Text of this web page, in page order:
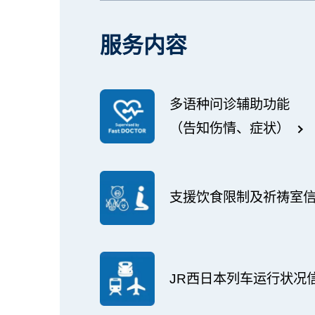
服务内容
多语种问诊辅助功能
（告知伤情、症状）
支援饮食限制及祈祷室
JR西日本列车运行状况